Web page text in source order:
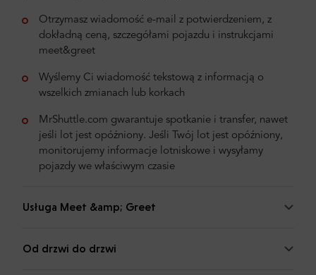
Otrzymasz wiadomość e-mail z potwierdzeniem, z
dokładną ceną, szczegółami pojazdu i instrukcjami
meet&greet
Wyślemy Ci wiadomość tekstową z informacją o
wszelkich zmianach lub korkach
MrShuttle.com gwarantuje spotkanie i transfer, nawet
jeśli lot jest opóźniony. Jeśli Twój lot jest opóźniony,
monitorujemy informacje lotniskowe i wysyłamy
pojazdy we właściwym czasie
Usługa Meet &amp; Greet
Od drzwi do drzwi